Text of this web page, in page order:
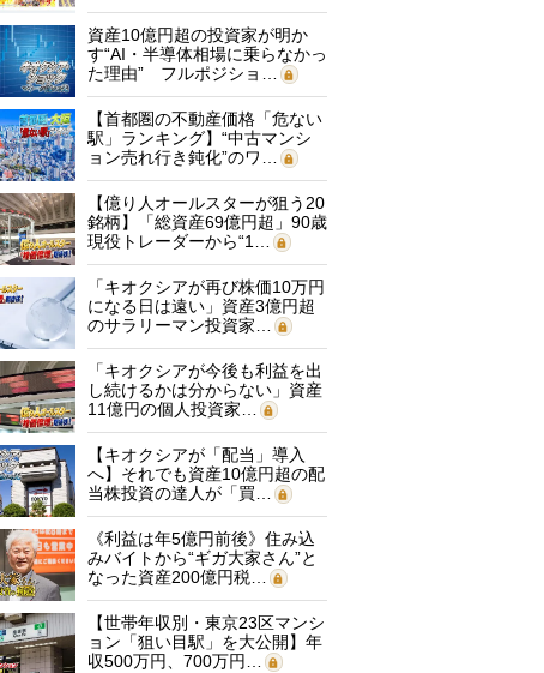
資産10億円超の投資家が明か
す“AI・半導体相場に乗らなかっ
た理由” フルポジショ…
【首都圏の不動産価格「危ない
駅」ランキング】“中古マンシ
ョン売れ行き鈍化”のワ…
【億り人オールスターが狙う20
銘柄】「総資産69億円超」90歳
現役トレーダーから“1…
「キオクシアが再び株価10万円
になる日は遠い」資産3億円超
のサラリーマン投資家…
「キオクシアが今後も利益を出
し続けるかは分からない」資産
11億円の個人投資家…
【キオクシアが「配当」導入
へ】それでも資産10億円超の配
当株投資の達人が「買…
《利益は年5億円前後》住み込
みバイトから“ギガ大家さん”と
なった資産200億円税…
【世帯年収別・東京23区マンシ
ョン「狙い目駅」を大公開】年
収500万円、700万円…